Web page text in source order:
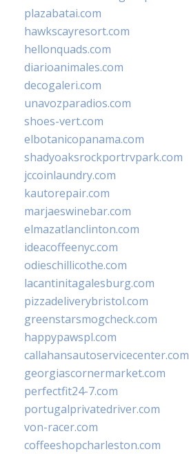
plazabatai.com
hawkscayresort.com
hellonquads.com
diarioanimales.com
decogaleri.com
unavozparadios.com
shoes-vert.com
elbotanicopanama.com
shadyoaksrockportrvpark.com
jccoinlaundry.com
kautorepair.com
marjaeswinebar.com
elmazatlanclinton.com
ideacoffeenyc.com
odieschillicothe.com
lacantinitagalesburg.com
pizzadeliverybristol.com
greenstarsmogcheck.com
happypawspl.com
callahansautoservicecenter.com
georgiascornermarket.com
perfectfit24-7.com
portugalprivatedriver.com
von-racer.com
coffeeshopcharleston.com